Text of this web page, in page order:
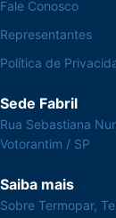
Fale Conosco
Representantes
Política de
Sede Fabril
Rua Sebastiana
Votorantim / SP
Saiba mais
Sobre Termopar,